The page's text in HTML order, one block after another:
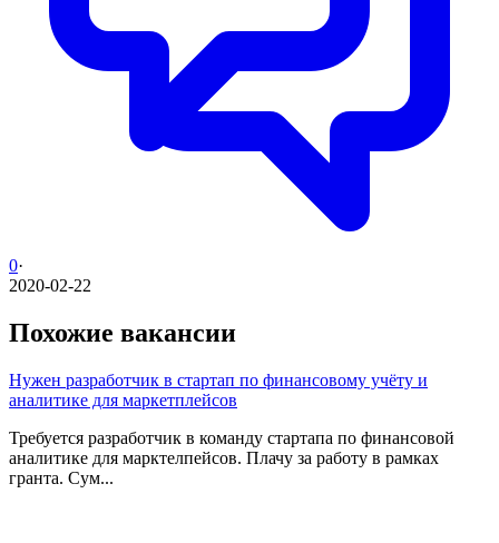
0·
2020-02-22
Похожие вакансии
Нужен разработчик в стартап по финансовому учёту и
аналитике для маркетплейсов
Требуется разработчик в команду стартапа по финансовой
аналитике для марктелпейсов. Плачу за работу в рамках
гранта. Сум...